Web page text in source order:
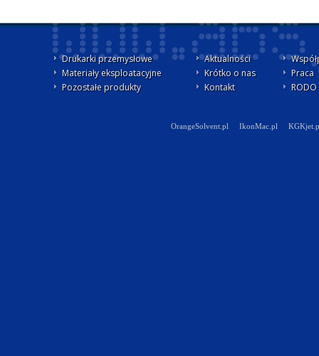
Drukarki przemysłowe
Materiały eksploatacyjne
Pozostałe produkty
Aktualności
Krótko o nas
Kontakt
Praca
OrangeSolvent.pl IkonMac.pl